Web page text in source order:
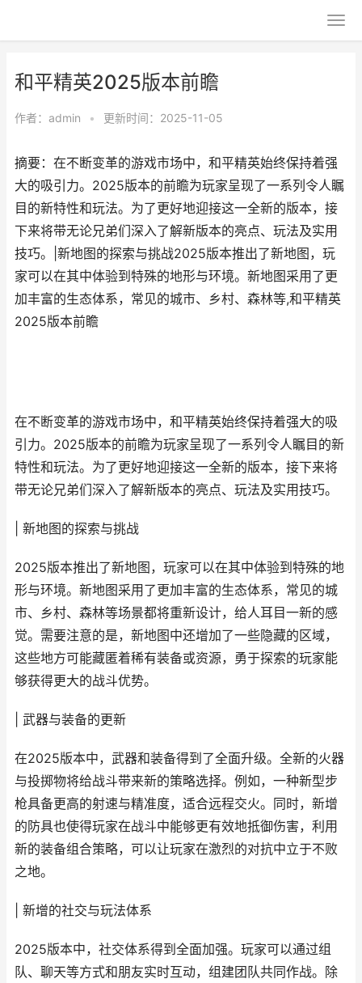
和平精英2025版本前瞻
作者： admin • 更新时间：2025-11-05
摘要：在不断变革的游戏市场中，和平精英始终保持着强
大的吸引力。2025版本的前瞻为玩家呈现了一系列令人瞩
目的新特性和玩法。为了更好地迎接这一全新的版本，接
下来将带无论兄弟们深入了解新版本的亮点、玩法及实用
技巧。|新地图的探索与挑战2025版本推出了新地图，玩
家可以在其中体验到特殊的地形与环境。新地图采用了更
加丰富的生态体系，常见的城市、乡村、森林等,和平精英
2025版本前瞻
在不断变革的游戏市场中，和平精英始终保持着强大的吸
引力。2025版本的前瞻为玩家呈现了一系列令人瞩目的新
特性和玩法。为了更好地迎接这一全新的版本，接下来将
带无论兄弟们深入了解新版本的亮点、玩法及实用技巧。
| 新地图的探索与挑战
2025版本推出了新地图，玩家可以在其中体验到特殊的地
形与环境。新地图采用了更加丰富的生态体系，常见的城
市、乡村、森林等场景都将重新设计，给人耳目一新的感
觉。需要注意的是，新地图中还增加了一些隐藏的区域，
这些地方可能藏匿着稀有装备或资源，勇于探索的玩家能
够获得更大的战斗优势。
| 武器与装备的更新
在2025版本中，武器和装备得到了全面升级。全新的火器
与投掷物将给战斗带来新的策略选择。例如，一种新型步
枪具备更高的射速与精准度，适合远程交火。同时，新增
的防具也使得玩家在战斗中能够更有效地抵御伤害，利用
新的装备组合策略，可以让玩家在激烈的对抗中立于不败
之地。
| 新增的社交与玩法体系
2025版本中，社交体系得到全面加强。玩家可以通过组
队、聊天等方式和朋友实时互动，组建团队共同作战。除